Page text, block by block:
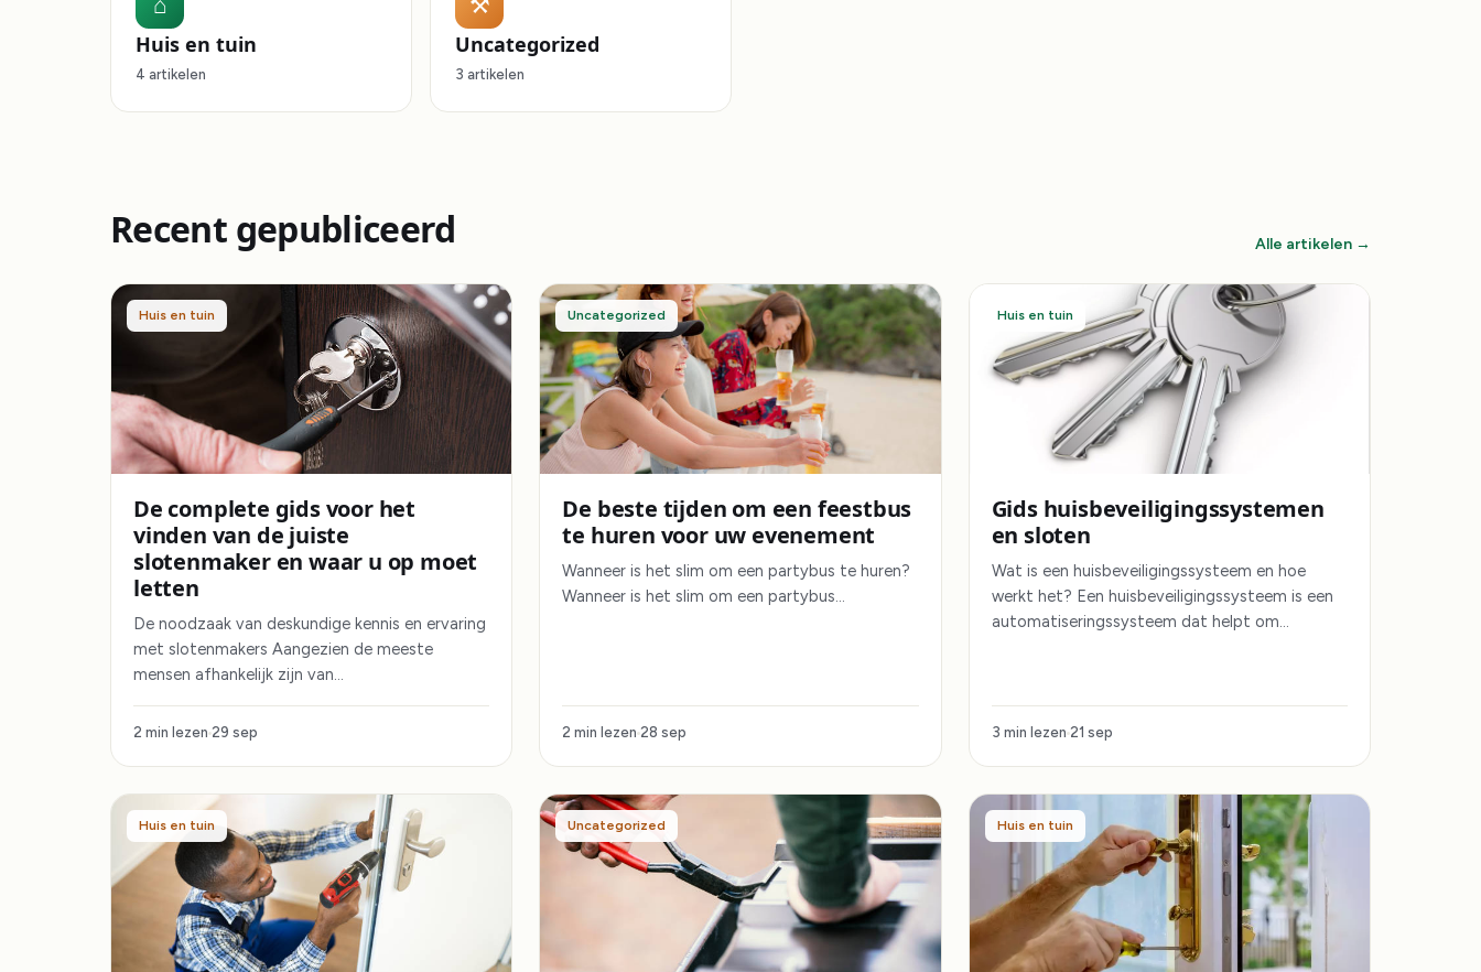
Huis en tuin
4 artikelen
Uncategorized
3 artikelen
Recent gepubliceerd Alle artikelen →
Huis en tuin
De complete gids voor het
vinden van de juiste
slotenmaker en waar u op moet
letten
De noodzaak van deskundige kennis en ervaring
met slotenmakers Aangezien de meeste
mensen afhankelijk zijn van…
2 min lezen 29 sep
Uncategorized
De beste tijden om een feestbus
te huren voor uw evenement
Wanneer is het slim om een partybus te huren?
Wanneer is het slim om een partybus…
2 min lezen 28 sep
Huis en tuin
Gids huisbeveiligingssystemen
en sloten
Wat is een huisbeveiligingssysteem en hoe
werkt het? Een huisbeveiligingssysteem is een
automatiseringssysteem dat helpt om…
3 min lezen 21 sep
Huis en tuin Uncategorized Huis en tuin